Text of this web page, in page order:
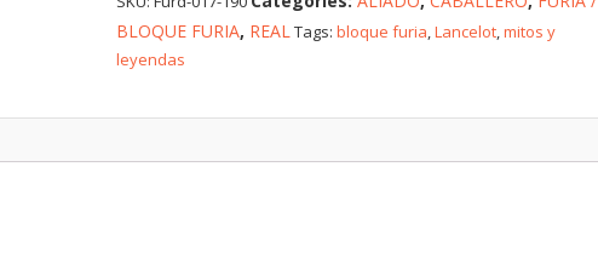
BLOQUE FURIA, REALTags:bloque furia,Lancelot,mitos y
leyendas